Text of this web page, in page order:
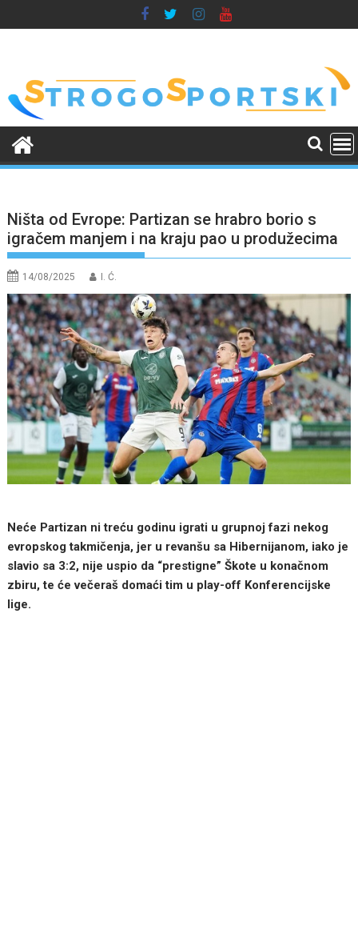
to
Ništa od Evrope: Partizan se hrabro borio s
igračem manjem i na kraju pao u produžecima
14/08/2025 I. Ć.
Neće Partizan ni treću godinu igrati u grupnoj fazi nekog
evropskog takmičenja, jer u revanšu sa Hibernijanom, iako je
slavio sa 3:2, nije uspio da “prestigne” Škote u konačnom
zbiru, te će večeraš domaći tim u play-off Konferencijske
lige.